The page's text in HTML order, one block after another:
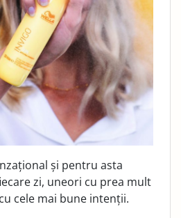
și pentru asta
zi, uneori cu prea mult
cele mai bune intenții.